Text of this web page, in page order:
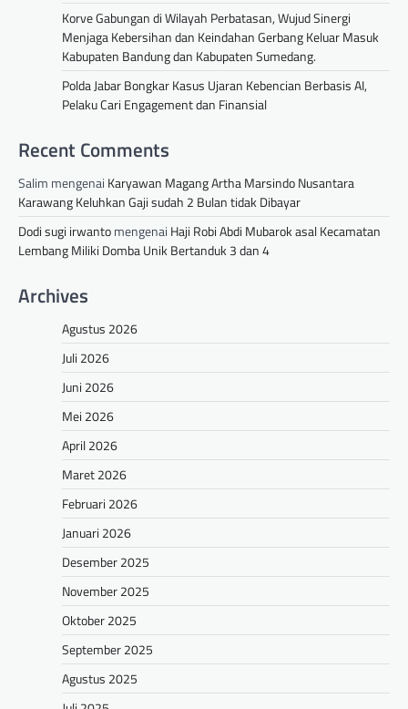
Korve Gabungan di Wilayah Perbatasan, Wujud Sinergi
Menjaga Kebersihan dan Keindahan Gerbang Keluar Masuk
Kabupaten Bandung dan Kabupaten Sumedang.
Polda Jabar Bongkar Kasus Ujaran Kebencian Berbasis AI,
Pelaku Cari Engagement dan Finansial
Recent Comments
Salim mengenai Karyawan Magang Artha Marsindo Nusantara
Karawang Keluhkan Gaji sudah 2 Bulan tidak Dibayar
Dodi sugi irwantomengenai Haji Robi Abdi Mubarok asal Kecamatan
Lembang Miliki Domba Unik Bertanduk 3 dan 4
Archives
Agustus 2026
Juli 2026
Juni 2026
Mei 2026
April 2026
Maret 2026
Februari 2026
Januari 2026
Desember 2025
November 2025
Oktober 2025
September 2025
Agustus 2025